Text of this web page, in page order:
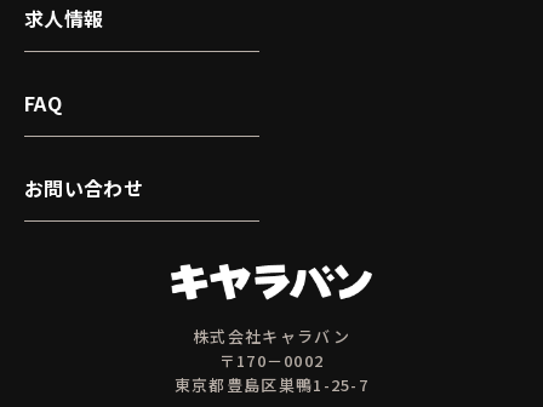
株式会社キャラバン
〒170－0002
東京都豊島区巣鴨1-25-7
求人情報
FAQ
お問い合わせ